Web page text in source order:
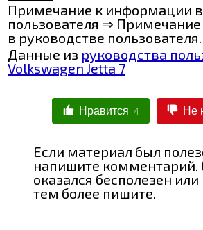
Примечание к информации
пользователя ⇒
в руководстве пользователя.
Данные из руководства
Volkswagen Jetta 7
Нравится 4 Не
Если материал был
напишите комментарий.
оказался бесполезен или
тем более пишите.